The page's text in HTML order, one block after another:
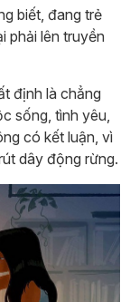
biết, đang trẻ
phải lên truyền
định là chẳng
sống, tình yêu,
có kết luận, vì
dây động rừng.